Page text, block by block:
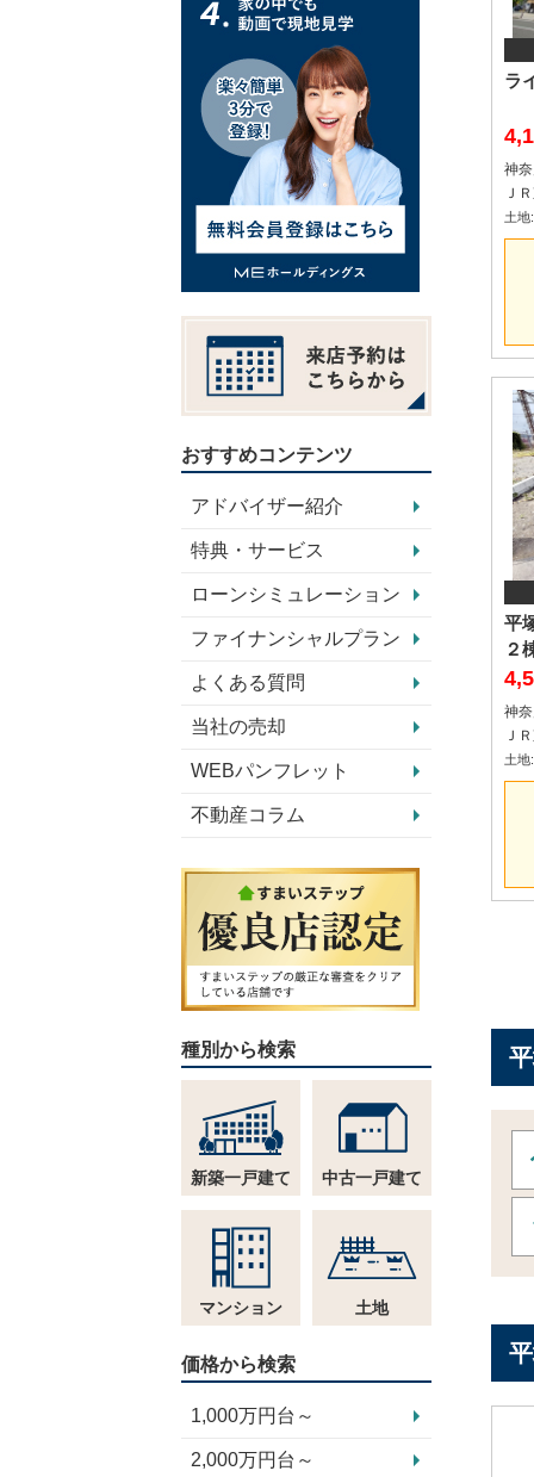
ラ
神
土地
平
２
神
土地
おすすめコンテンツ
アドバイザー紹介
特典・サービス
ローンシミュレーション
ファイナンシャルプラン
よくある質問
当社の売却
WEBパンフレット
不動産コラム
種別から検索
新築一戸建て 中古一戸建て
マンション 土地
価格から検索
1,000万円台～
2,000万円台～